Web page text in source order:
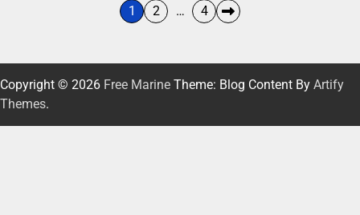
Seitennummerierung
Beiträge
1 2 … 4
Copyright © 2026 Free Marine Theme: Blog Content By Artify
Themes.